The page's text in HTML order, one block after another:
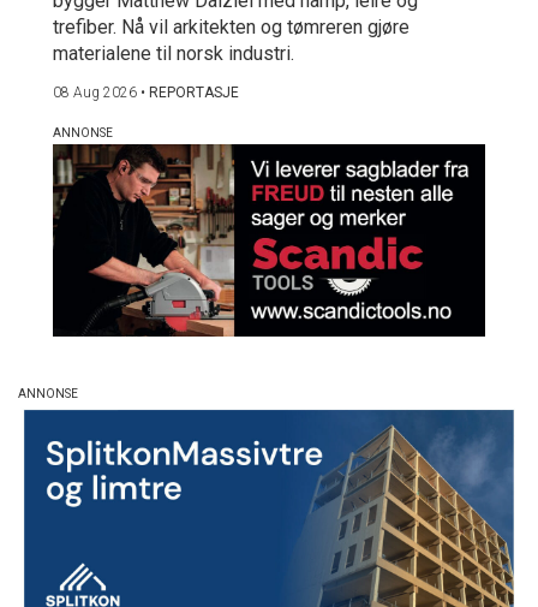
trefiber. Nå vil arkitekten og tømreren gjøre
materialene til norsk industri.
08 Aug 2026 • REPORTASJE